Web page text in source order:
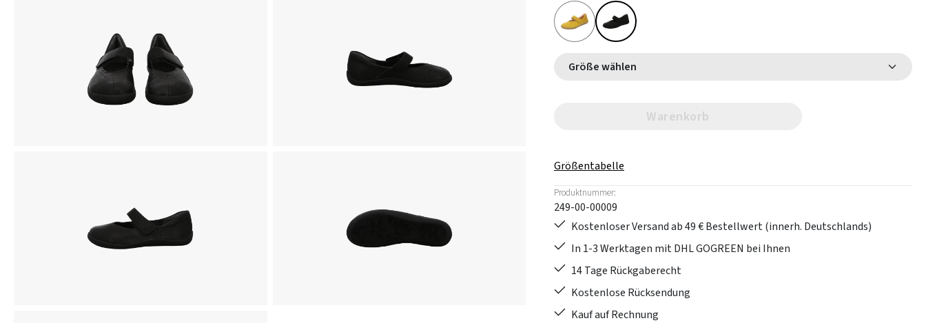
Größe wählen
Warenkorb
Größentabelle
Produktnummer:
249-00-00009
Kostenloser Versand ab 49 € Bestellwert (innerh. Deutschlands)
In 1-3 Werktagen mit DHL GOGREEN bei Ihnen
14 Tage Rückgaberecht
Kostenlose Rücksendung
Kauf auf Rechnung